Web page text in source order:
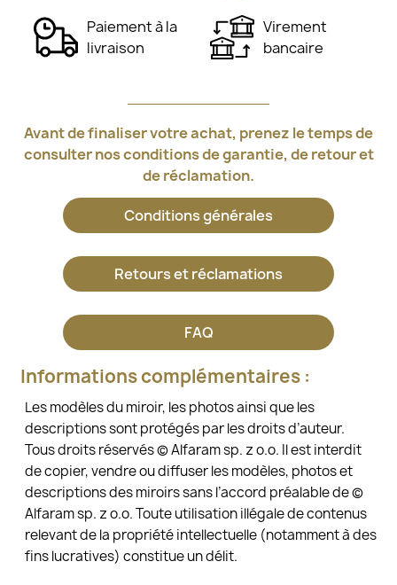
Paiement à la
livraison
Virement
bancaire
Avant de finaliser votre achat, prenez le temps de
consulter nos conditions de garantie, de retour et
de réclamation.
Conditions générales
Retours et réclamations
FAQ
Informations complémentaires :
Les modèles du miroir, les photos ainsi que les
descriptions sont protégés par les droits d’auteur.
Tous droits réservés © Alfaram sp. z o.o. Il est interdit
de copier, vendre ou diffuser les modèles, photos et
descriptions des miroirs sans l’accord préalable de ©
Alfaram sp. z o.o. Toute utilisation illégale de contenus
relevant de la propriété intellectuelle (notamment à des
fins lucratives) constitue un délit.